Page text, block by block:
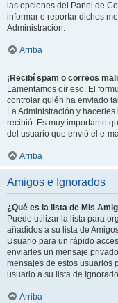
las opciones del Panel de
informar o reportar dichos
Administración.
Arriba
¡Recibí spam o correos
Lamentamos oír eso. El
controlar quién ha enviado
La Administración y
recibió. Es muy importante
del usuario que envió el e-
Arriba
Amigos e Ignorados
¿Qué es la lista de Mis
Puede utilizar la lista para
añadidos a su lista de
Usuario para un rápido
enviarles un mensaje
mensajes de estos usuarios
usuario a su lista de
Arriba